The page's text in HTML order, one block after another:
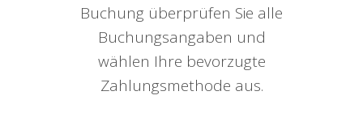
Buchung überprüfen Sie alle
Buchungsangaben und
wählen Ihre bevorzugte
Zahlungsmethode aus.